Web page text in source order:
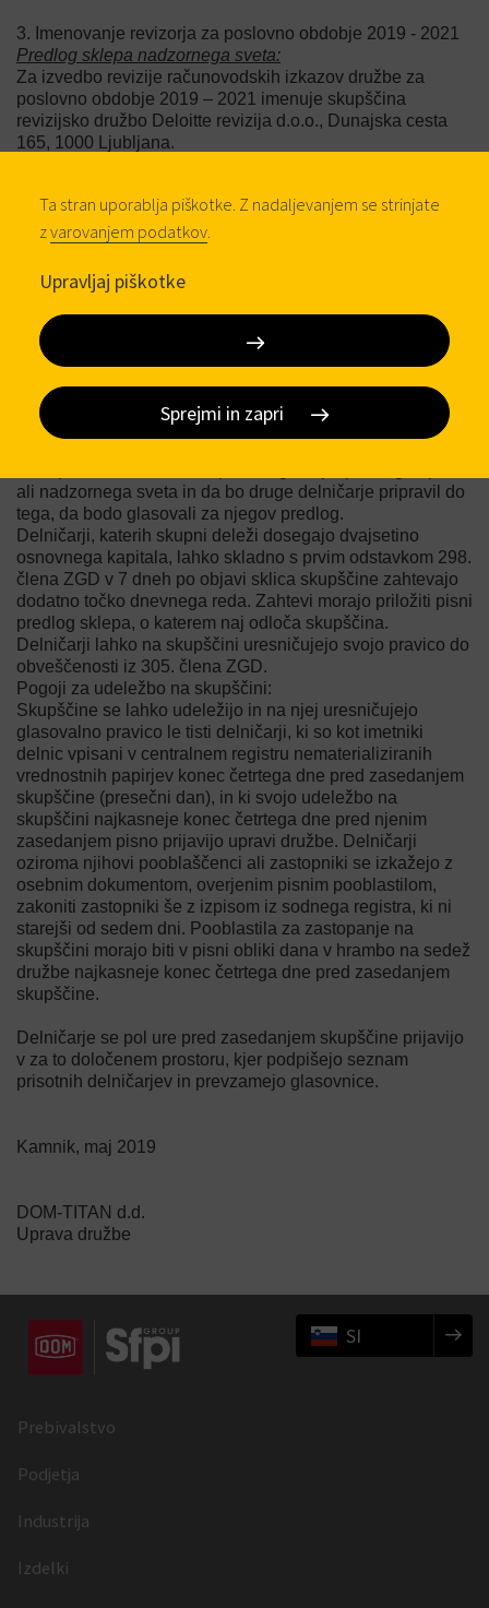
3. Imenovanje revizorja za poslovno obdobje 2019 - 2021
Predlog sklepa nadzornega sveta:
Za izvedbo revizije računovodskih izkazov družbe za
poslovno obdobje 2019 – 2021 imenuje skupščina
revizijsko družbo Deloitte revizija d.o.o., Dunajska cesta
165, 1000 Ljubljana.
Gradivo za sejo skupščine družbe z dnevnim redom in
predlogi sklepov ter predlogom spremembe in dopolnitve
družbe v Kamniku, Kovinarska 28, vsak delavnik od dneva
objave do dneva zasedanja skupščine med 11.00 in 13.00
Pravice in predlog delničarjev ter druga obvestila:
Delničarji lahko k vsaki točki dnevnega reda v pisni obliki
dajejo predloge sklepov. Predlog delničarja se v skladu s
prvim odstavkom 300. člena ZGD objavi na enak način kot
ta sklic, če je delničar v sedmih dneh po objavi sklica
ali nadzornega sveta in da bo druge delničarje pripravil do
tega, da bodo glasovali za njegov predlog.
Delničarji, katerih skupni deleži dosegajo dvajsetino
osnovnega kapitala, lahko skladno s prvim odstavkom 298.
člena ZGD v 7 dneh po objavi sklica skupščine zahtevajo
dodatno točko dnevnega reda. Zahtevi morajo priložiti pisni
predlog sklepa, o katerem naj odloča skupščina.
Delničarji lahko na skupščini uresničujejo svojo pravico do
obveščenosti iz 305. člena ZGD.
Pogoji za udeležbo na skupščini:
Skupščine se lahko udeležijo in na njej uresničujejo
glasovalno pravico le tisti delničarji, ki so kot imetniki
delnic vpisani v centralnem registru nematerializiranih
vrednostnih papirjev konec četrtega dne pred zasedanjem
skupščine (presečni dan), in ki svojo udeležbo na
skupščini najkasneje konec četrtega dne pred njenim
zasedanjem pisno prijavijo upravi družbe. Delničarji
oziroma njihovi pooblaščenci ali zastopniki se izkažejo z
osebnim dokumentom, overjenim pisnim pooblastilom,
zakoniti zastopniki še z izpisom iz sodnega registra, ki ni
starejši od sedem dni. Pooblastila za zastopanje na
skupščini morajo biti v pisni obliki dana v hrambo na sedež
družbe najkasneje konec četrtega dne pred zasedanjem
skupščine.
Delničarje se pol ure pred zasedanjem skupščine prijavijo
v za to določenem prostoru, kjer podpišejo seznam
prisotnih delničarjev in prevzamejo glasovnice.
Kamnik, maj 2019
DOM-TITAN d.d.
Uprava družbe
SI
Prebivalstvo
Podjetja
Industrija
Izdelki
Ta stran uporablja piškotke. Z nadaljevanjem se strinjate
zvarovanjem podatkov
Upravljaj piškotke
Sprejmi in zapri